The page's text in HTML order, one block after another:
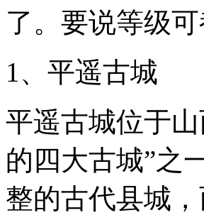
是
云。
要
啊
中
最
有
特
色
了。要说等级
1、平遥古城
平遥古城位于
的四大古城”之
整的古代县城